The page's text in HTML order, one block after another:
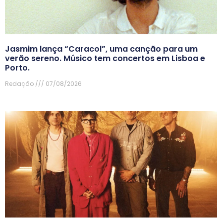
Jasmim lança “Caracol”, uma canção para um
verão sereno. Músico tem concertos em Lisboa e
Porto.
Redação 07/08/2026